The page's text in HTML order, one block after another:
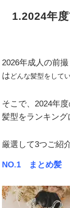
1.2024年
2026年成人の前
はどんな髪型をして
そこで、2024年
髪型をランキング
厳選して3つご紹
NO.1 まとめ髪